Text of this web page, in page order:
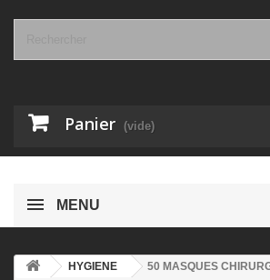
Panier (vide)
MENU
HYGIENE
50 MASQUES